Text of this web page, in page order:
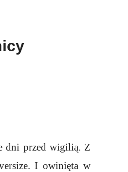
dni przed wigilią. Z
I owinięta w